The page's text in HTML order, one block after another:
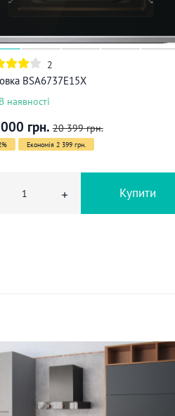
2
BSA6737E15X
В наявності
грн. 20 399 грн.
Економія 2 399 грн.
Купити